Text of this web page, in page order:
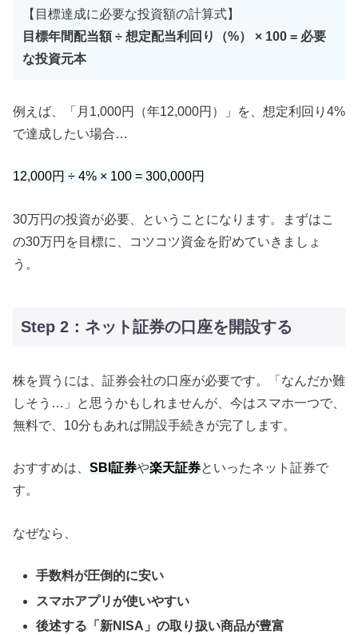
【目標達成に必要な投資額の計算式】
目標年間配当額 ÷ 想定配当利回り（%） × 100 = 必要
な投資元本
例えば、「月1,000円（年12,000円）」を、想定利回り4%
で達成したい場合…
12,000円 ÷ 4% × 100 = 300,000円
30万円の投資が必要、ということになります。まずはこ
の30万円を目標に、コツコツ資金を貯めていきましょ
う。
Step 2：ネット証券の口座を開設する
株を買うには、証券会社の口座が必要です。「なんだか難
しそう…」と思うかもしれませんが、今はスマホ一つで、
無料で、10分もあれば開設手続きが完了します。
おすすめは、 SBI証券や楽天証券といったネット証券で
す。
なぜなら、
手数料が圧倒的に安い
スマホアプリが使いやすい
後述する「新NISA」の取り扱い商品が豊富